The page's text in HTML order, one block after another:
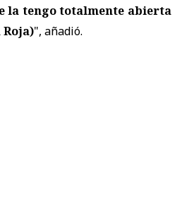
la tengo totalmente abierta
", añadió.